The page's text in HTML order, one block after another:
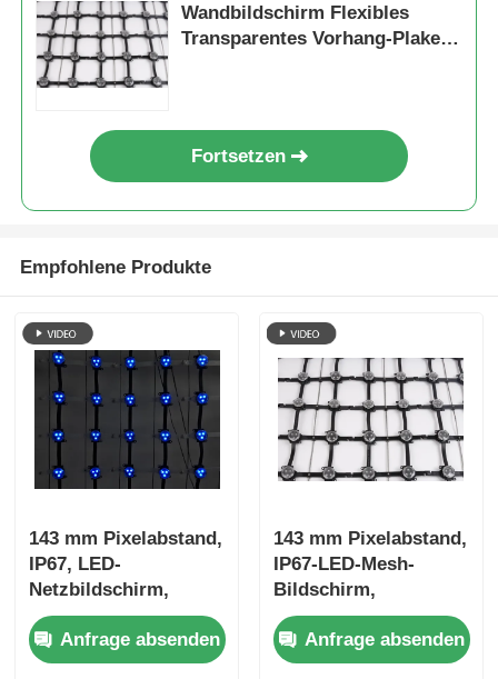
Wandbildschirm Flexibles
Transparentes Vorhang-Plakett
Fortsetzen
Empfohlene Produkte
143 mm Pixelabstand,
IP67, LED-
Netzbildschirm,
wasserdichtes,
transparentes
Outdoor-Display für
Anfrage absenden
143 mm Pixelabstand,
IP67-LED-Mesh-
Bildschirm,
ultraleichtes großes
Outdoor-Display für
kreative Projekte in
Anfrage absenden